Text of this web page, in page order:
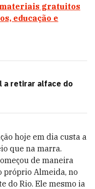
materiais gratuitos
educação e
a retirar alface do
hoje em dia custa a
que na marra.
de maneira
próprio Almeida, no
do Rio. Ele mesmo ia